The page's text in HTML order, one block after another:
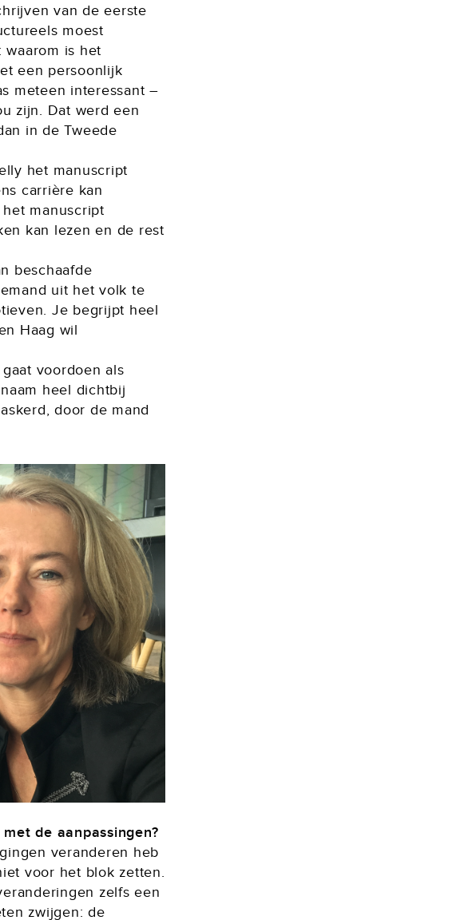
van de eerste
moest
waarom is het
een persoonlijk
meteen interessant –
zijn. Dat werd een
in de Tweede
het manuscript
carrière kan
manuscript
kan lezen en de rest
beschaafde
uit het volk te
Je begrijpt heel
Haag wil
voordoen als
heel dichtbij
door de mand
de aanpassingen?
veranderen heb
voor het blok zetten.
zelfs een
zwijgen: de